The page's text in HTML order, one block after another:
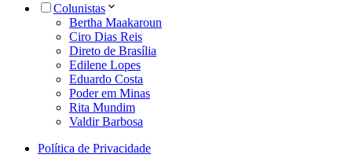
Colunistas
Bertha Maakaroun
Ciro Dias Reis
Direto de Brasília
Edilene Lopes
Eduardo Costa
Poder em Minas
Rita Mundim
Valdir Barbosa
Política de Privacidade